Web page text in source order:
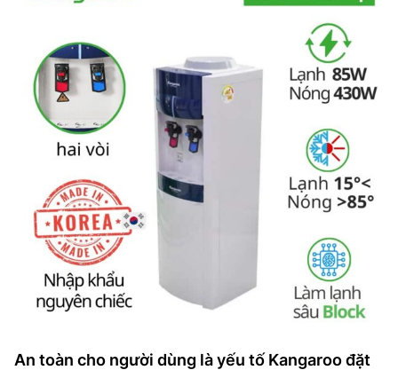
An toàn cho người dùng là yếu tố Kangaroo đặt